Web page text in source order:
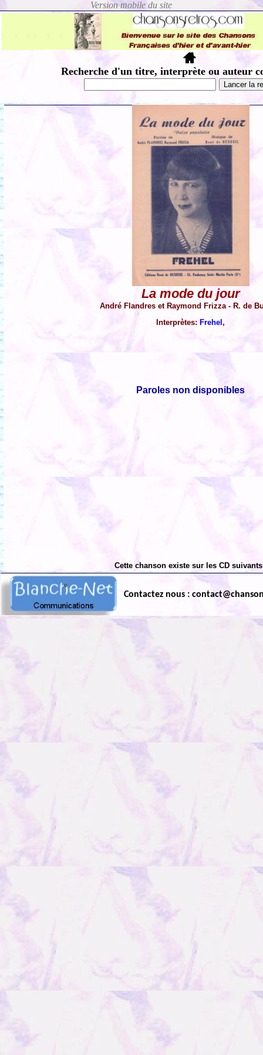
Recherche d'un titre, interprète ou auteur
La mode du jour
André Flandres et Raymond Frizza - R. de
Interprètes:Frehel,
Paroles non disponibles
Cette chanson existe sur les CD
Contactez nous :